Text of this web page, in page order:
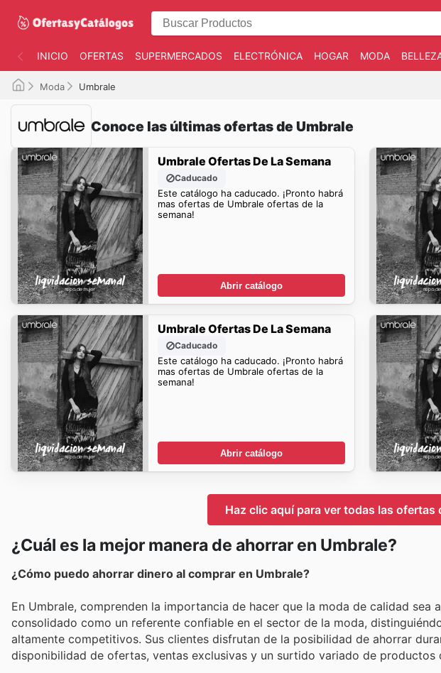
INICIO OFERTAS SUPERMERCADOS ELECTRÓNICA HOGAR MODA
Moda Umbrale
Conoce las últimas ofertas de Umbrale
Umbrale Ofertas De La Semana
Caducado
Este catálogo ha caducado. ¡Pronto habrá
mas ofertas de Umbrale ofertas de la
semana!
Abrir catálogo
Umbrale Ofertas De La Semana
Caducado
Este catálogo ha caducado. ¡Pronto habrá
mas ofertas de Umbrale ofertas de la
semana!
Abrir catálogo
Haz clic aquí para ver todas las ofertas
¿Cuál es la mejor manera de ahorrar en Umbrale?
¿Cómo puedo ahorrar dinero al comprar en Umbrale?
En Umbrale, comprenden la importancia de hacer que la moda de calidad sea
consolidado como un referente confiable en el sector de la moda,
altamente competitivos. Sus clientes disfrutan de la posibilidad de ahorrar
disponibilidad de ofertas, ventas exclusivas y un surtido variado de